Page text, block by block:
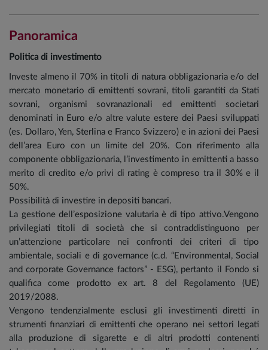
Panoramica
Politica di investimento
Investe almeno il 70% in titoli di natura obbligazionaria e/o del
mercato monetario di emittenti sovrani, titoli garantiti da Stati
sovrani, organismi sovranazionali ed emittenti societari
denominati in Euro e/o altre valute estere dei Paesi sviluppati
(es. Dollaro, Yen, Sterlina e Franco Svizzero) e in azioni dei Paesi
dell’area Euro con un limite del 20%. Con riferimento alla
componente obbligazionaria, l’investimento in emittenti a basso
merito di credito e/o privi di rating è compreso tra il 30% e il
50%.
Possibilità di investire in depositi bancari.
La gestione dell’esposizione valutaria è di tipo attivo.Vengono
privilegiati titoli di società che si contraddistinguono per
un’attenzione particolare nei confronti dei criteri di tipo
ambientale, sociali e di governance (c.d. “Environmental, Social
and corporate Governance factors” - ESG), pertanto il Fondo si
qualifica come prodotto ex art. 8 del Regolamento (UE)
2019/2088.
Vengono tendenzialmente esclusi gli investimenti diretti in
strumenti finanziari di emittenti che operano nei settori legati
alla produzione di sigarette e di altri prodotti contenenti